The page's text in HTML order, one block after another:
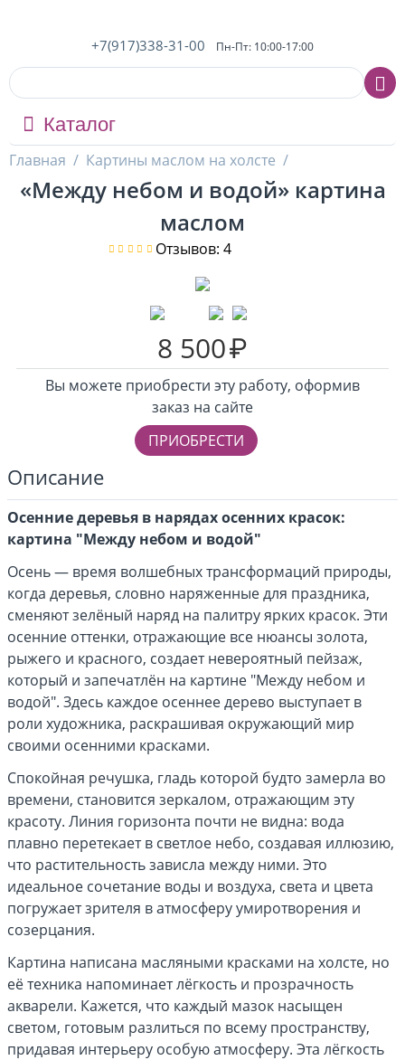
+7(917)338-31-00 Пн-Пт: 10:00-17:00
Каталог
Главная / Картины маслом на холсте /
«Между небом и водой» картина
маслом
Отзывов: 4
8 500₽
Вы можете приобрести эту работу, оформив
заказ на сайте
ПРИОБРЕСТИ
Описание
Осенние деревья в нарядах осенних красок:
картина "Между небом и водой"
Осень — время волшебных трансформаций природы,
когда деревья, словно наряженные для праздника,
сменяют зелёный наряд на палитру ярких красок. Эти
осенние оттенки, отражающие все нюансы золота,
рыжего и красного, создает невероятный пейзаж,
который и запечатлён на картине "Между небом и
водой". Здесь каждое осеннее дерево выступает в
роли художника, раскрашивая окружающий мир
своими осенними красками.
Спокойная речушка, гладь которой будто замерла во
времени, становится зеркалом, отражающим эту
красоту. Линия горизонта почти не видна: вода
плавно перетекает в светлое небо, создавая иллюзию,
что растительность зависла между ними. Это
идеальное сочетание воды и воздуха, света и цвета
погружает зрителя в атмосферу умиротворения и
созерцания.
Картина написана масляными красками на холсте, но
её техника напоминает лёгкость и прозрачность
акварели. Кажется, что каждый мазок насыщен
светом, готовым разлиться по всему пространству,
придавая интерьеру особую атмосферу. Эта лёгкость